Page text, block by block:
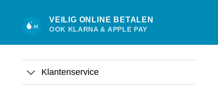
VEILIG ONLINE BETALEN
OOK KLARNA & APPLE PAY
Klantenservice